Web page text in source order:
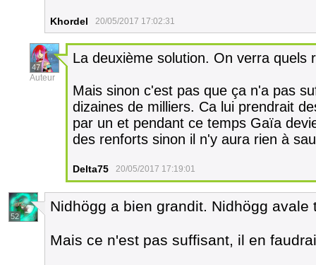
Khordel 20/05/2017 17:02:31
47
Auteur
La deuxième solution. On verra quels
Mais sinon c'est pas que ça n'a pas
dizaines de milliers. Ca lui prendrait
par un et pendant ce temps Gaïa
des renforts sinon il n'y aura rien à
Delta75 20/05/2017 17:19:01
52
Nidhögg a bien grandit. Nidhögg avale
Mais ce n'est pas suffisant, il en